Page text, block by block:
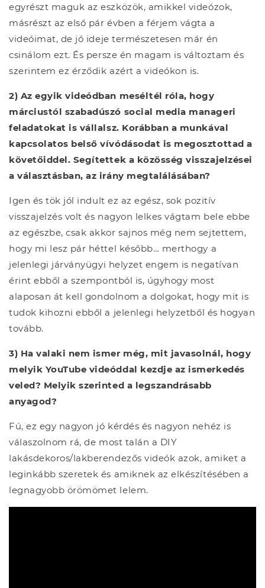
egyrészt maguk az eszközök, amikkel videózok,
másrészt az első pár évben a férjem vágta a
videóimat, de jó ideje természetesen már én
csinálom ezt. És persze én magam is változtam és
szerintem ez érződik azért a videókon is.
2) Az egyik videódban meséltél róla, hogy
márciustól szabadúszó social media manageri
feladatokat is vállalsz. Korábban a munkával
kapcsolatos belső vívódásodat is megosztottad a
követőiddel. Segítettek a közösség visszajelzései
a választásban, az irány megtalálásában?
Igen és tök jól indult ez az egész, sok pozitív
visszajelzés volt és nagyon lelkes vágtam bele ebbe
az egészbe, csak akkor sajnos még nem sejtettem,
hogy mi lesz pár héttel később… merthogy a
jelenlegi járványügyi helyzet engem is negatívan
érint ebből a szempontból is, úgyhogy most
alaposan át kell gondolnom a dolgokat, hogy mit is
tudok kihozni ebből a jelenlegi helyzetből és hogyan
tovább.
3) Ha valaki nem ismer még, mit javasolnál, hogy
melyik YouTube videóddal kezdje az ismerkedés
veled? Melyik szerinted a legszandrásabb
anyagod?
Fú, ez egy nagyon jó kérdés és nagyon nehéz is
válaszolnom rá, de most talán a DIY
lakásdekoros/lakberendezős videók azok, amiket a
leginkább szeretek és amiknek az elkészítésében a
legnagyobb örömömet lelem.